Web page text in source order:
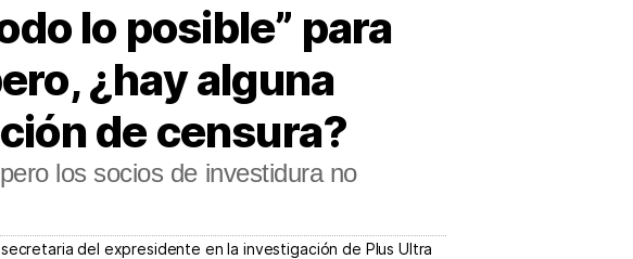
lo posible” para
¿hay alguna
de censura?
los socios de investidura no
del expresidente en la investigación de Plus Ultra